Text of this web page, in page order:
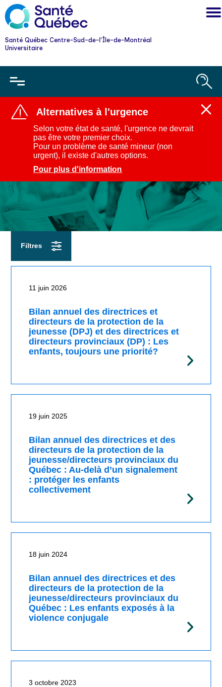
Santé Québec Centre-Sud-de-l'Île-de-Montréal
Universitaire
Alternatives à l'urgence
Selon votre état de santé, l'urgence ne devrait
pas être votre premier choix.
Pour un problème de santé mineur (non
urgent), il existe d'autres options.
Pour plus d'information
Actualités
Filtres
11 juin 2026
Bilan annuel des directrices et
directeurs de la protection de la
jeunesse (DPJ) et des directrices et
directeurs provinciaux (DP) : Les
enfants, toujours une priorité?
19 juin 2025
Bilan annuel des directrices et des
directeurs de la protection de la
jeunesse/directeurs provinciaux du
Québec : Au-delà d’un signalement
: protéger les enfants
collectivement
18 juin 2024
Bilan annuel des directrices et des
directeurs de la protection de la
jeunesse/directeurs provinciaux du
Québec : Les enfants exposés à la
violence conjugale
3 octobre 2023